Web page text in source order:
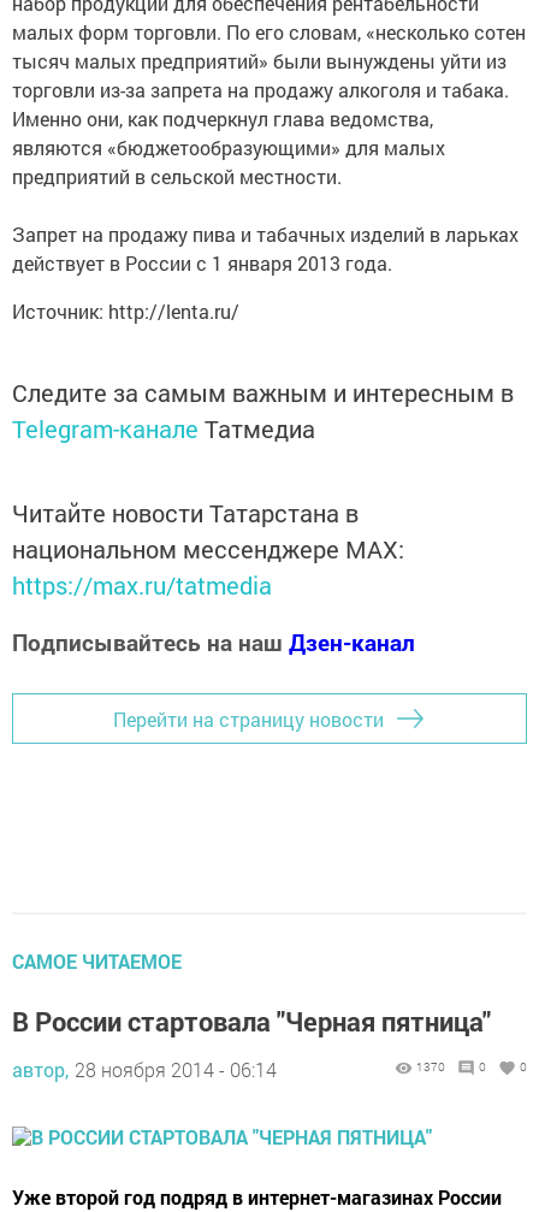
малых форм торговли. По его словам, «несколько сотен
тысяч малых предприятий» были вынуждены уйти из
торговли из-за запрета на продажу алкоголя и табака.
Именно они, как подчеркнул глава ведомства,
являются «бюджетообразующими» для малых
предприятий в сельской местности.
Запрет на продажу пива и табачных изделий в ларьках
действует в России с 1 января 2013 года.
Источник: http://lenta.ru/
Следите за самым важным и интересным в
Telegram-канале Татмедиа
Читайте новости Татарстана в
национальном мессенджере MАХ:
https://max.ru/tatmedia
Подписывайтесь на наш Дзен-канал
Перейти на страницу новости
САМОЕ ЧИТАЕМОЕ
В России стартовала "Черная пятница"
автор, 28 ноября 2014 - 06:14 1370 0 0
Уже второй год подряд в интернет-магазинах России